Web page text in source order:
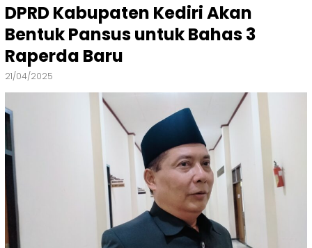
DPRD Kabupaten Kediri Akan
Bentuk Pansus untuk Bahas 3
Raperda Baru
21/04/2025